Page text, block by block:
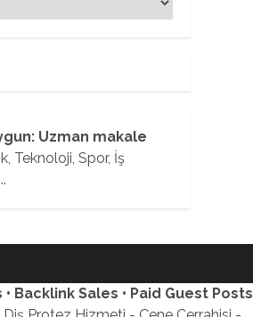
Uzman makale
Teknoloji, Spor, İş
Backlink Sales • Paid Guest Posts